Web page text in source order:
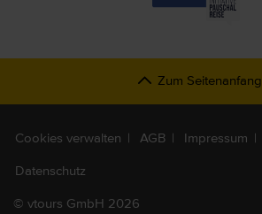
Zum Seitenanfang
Cookies verwalten AGB Impressum
Datenschutz
© vtours GmbH 2026